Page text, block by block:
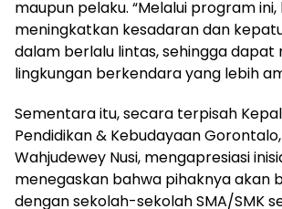
maupun pelaku. “Melalui program ini,
meningkatkan kesadaran dan
dalam berlalu lintas, sehingga
lingkungan berkendara yang lebih
Sementara itu, secara terpisah
Pendidikan & Kebudayaan Gorontalo,
Wahjudewey Nusi, mengapresiasi
menegaskan bahwa pihaknya akan
dengan sekolah-sekolah SMA/SMK